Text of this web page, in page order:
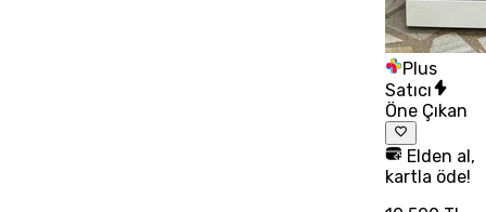
Plus
Satıcı
Öne Çıkan
Elden al,
kartla öde!